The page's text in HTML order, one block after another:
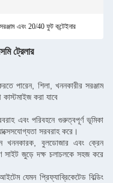
এবং 20/40 ফুট কন্টেইনার
ট্রেলার
পারেন, শিলা, খননকারীর সরঞ্জাম
করা যাবে
এবং পরিবহনে গুরুত্বপূর্ণ ভূমিকা
সরবরাহ করে।
খননকারক, বুলডোজার এবং ক্রেন
সাইট জুড়ে দক্ষ চলাচলকে সহজ করে
যেমন প্রিফ্যাব্রিকেটেড বিল্ডিং